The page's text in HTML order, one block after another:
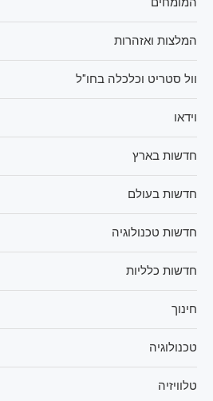
המלצות ואזהרות
וול סטריט וכלכלה בחו"ל
וידאו
חדשות בארץ
חדשות בעולם
חדשות טכנולוגיה
חדשות כלליות
חינוך
טכנולוגיה
טלוויזיה